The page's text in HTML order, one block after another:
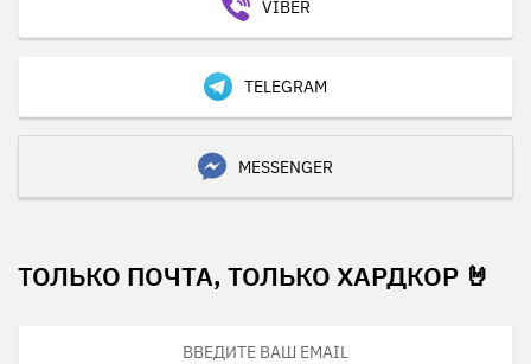
VIBER
TELEGRAM
MESSENGER
ТОЛЬКО ПОЧТА, ТОЛЬКО ХАРДКОР 🤘